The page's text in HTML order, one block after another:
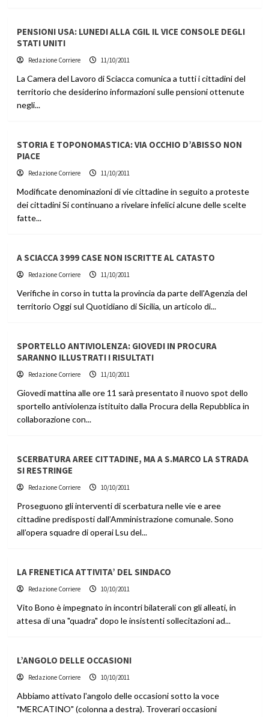
PENSIONI USA: LUNEDI ALLA CGIL IL VICE CONSOLE DEGLI
STATI UNITI
Redazione Corriere 11/10/2011
La Camera del Lavoro di Sciacca comunica a tutti i cittadini del
territorio che desiderino informazioni sulle pensioni ottenute
negli...
STORIA E TOPONOMASTICA: VIA OCCHIO D’ABISSO NON
PIACE
Redazione Corriere 11/10/2011
Modificate denominazioni di vie cittadine in seguito a proteste
dei cittadini Si continuano a rivelare infelici alcune delle scelte
fatte...
A SCIACCA 3999 CASE NON ISCRITTE AL CATASTO
Redazione Corriere 11/10/2011
Verifiche in corso in tutta la provincia da parte dell'Agenzia del
territorio Oggi sul Quotidiano di Sicilia, un articolo di...
SPORTELLO ANTIVIOLENZA: GIOVEDI IN PROCURA
SARANNO ILLUSTRATI I RISULTATI
Redazione Corriere 11/10/2011
Giovedi mattina alle ore 11 sarà presentato il nuovo spot dello
sportello antiviolenza istituito dalla Procura della Repubblica in
collaborazione con...
SCERBATURA AREE CITTADINE, MA A S.MARCO LA STRADA
SI RESTRINGE
Redazione Corriere 10/10/2011
Proseguono gli interventi di scerbatura nelle vie e aree
cittadine predisposti dall’Amministrazione comunale. Sono
all’opera squadre di operai Lsu del...
LA FRENETICA ATTIVITA’ DEL SINDACO
Redazione Corriere 10/10/2011
Vito Bono è impegnato in incontri bilaterali con gli alleati, in
attesa di una "quadra" dopo le insistenti sollecitazioni ad...
L’ANGOLO DELLE OCCASIONI
Redazione Corriere 10/10/2011
Abbiamo attivato l'angolo delle occasioni sotto la voce
"MERCATINO" (colonna a destra). Troverari occasioni